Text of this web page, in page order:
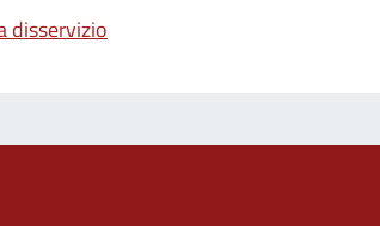
disservizio